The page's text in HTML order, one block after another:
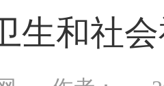
生和社